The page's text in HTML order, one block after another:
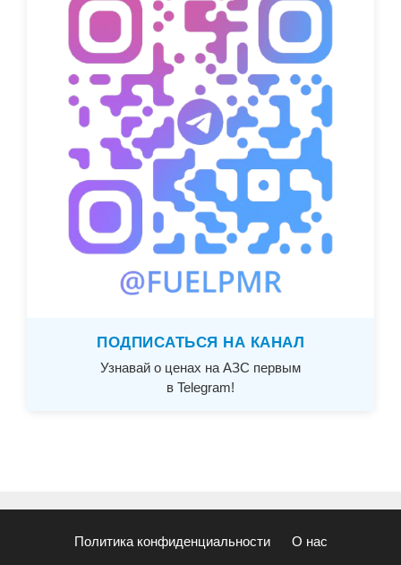
ПОДПИСАТЬСЯ НА КАНАЛ
Узнавай о ценах на АЗС первым
в Telegram!
Политика конфиденциальности О нас